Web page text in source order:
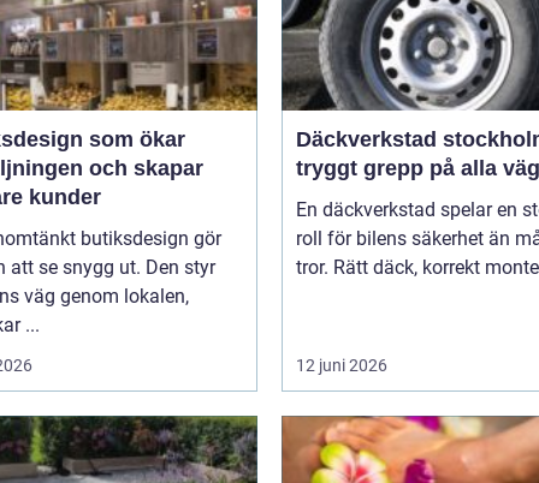
som ökar
och skapar
kunder
butiksdesign gör
att se snygg ut. Den styr
väg genom lokalen,
...
Däckverkstad
tryggt grepp på alla
En däckverkstad spelar en
roll för bilens säkerhet än
tror. Rätt däck, korrekt
12 juni 2026